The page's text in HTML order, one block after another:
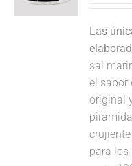
Las
sal
el sabor
original
para los